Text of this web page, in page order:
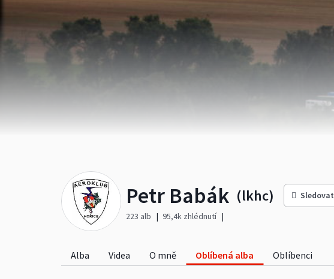
Petr Babák (lkhc) Sledovat
223 alb
95,4k zhlédnutí
Alba Videa O mně Oblíbená alba Oblíbenci